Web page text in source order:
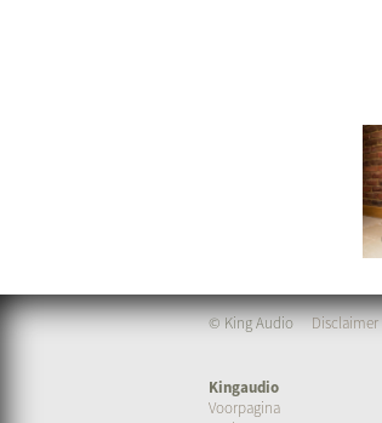
© King AudioDisclaimer
Kingaudio
Voorpagina